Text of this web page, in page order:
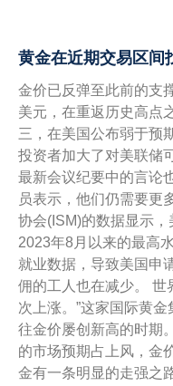
黄金在近期交易区间
金价已反弹至此前的支
美元，在重返历史高点
三，在美国公布弱于预
投资者加大了对美联储
最新会议纪要中的言论
员表示，他们仍需要更
协会(ISM)的数据显示
2023年8月以来的最高
就业数据，导致美国申
佣的工人也在减少。 世
次上涨。”这家国际黄
往金价屡创新高的时期
的市场预期占上风，金
金有一条明显的走强之